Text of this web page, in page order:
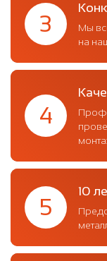
3
Мы
на
4
5
10